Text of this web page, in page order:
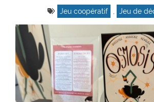
Jeu coopératif Jeu de